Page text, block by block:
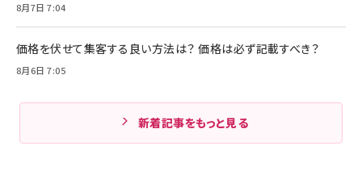
8月7日 7:04
価格を伏せて集客する良い方法は？ 価格は必ず記載すべき？
8月6日 7:05
新着記事をもっと見る